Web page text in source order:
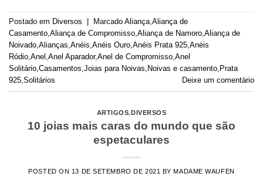
Postado em Diversos Marcado Aliança Aliança de
Casamento Aliança de Compromisso Aliança de Namoro Aliança de
Noivado Alianças Anéis Anéis Ouro Anéis Prata 925 Anéis
Ródio Anel Anel Aparador,Anel de Compromisso Anel
Solitário Casamentos Joias para Noivas Noivas e casamento Prata
925 Solitários Deixe um comentário
ARTIGOS,DIVERSOS
10 joias mais caras do mundo que são
espetaculares
POSTED ON 13 DE SETEMBRO DE 2021 BY MADAME WAUFEN